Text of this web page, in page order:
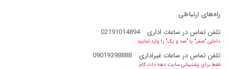
راه‌های ارتباطی
تلفن تماس در ساعات اداری
02191014894
داخلی "صفر" یا "صد و یک" را وارد نمایید
تلفن تماس در ساعات غیراداری 09019398888
فقط برای پشتیبانی سایت دهه دات کام